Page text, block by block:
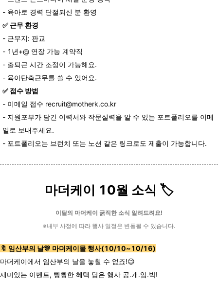
- 육아로 경력 단절되신 분 환영
✅️ 근무 환경
- 근무지: 판교
- 1 년+@ 연장 가능 계약직
- 출퇴근 시간 조정이 가능해요.
- 육아단축근무를 쓸 수 있어요.
✅️ 접수 방법
- 이메일 접수 recruit@motherk.co.kr
- 지원포부가 담긴 이력서와 작문실력을 알 수 있는 포트폴리오를 이메
일로 보내주세요.
- 포트폴리오는 브런치 또는 노션 같은 링크로도 제출이 가능합니다.
마더케이 10월 소식 🏷️
이달의 마더케이 굵직한 소식 알려드려요!
※내부 사정에 따라 행사 일정은 변동될 수 있습니다.
🔖 임산부의 날🎊 마더케이몰 행사(10/10~10/16)
마더케이에서 임산부의 날을 놓칠 수 없죠!😉
재미있는 이벤트, 빵빵한 혜택 담은 행사 공.개.임.박!